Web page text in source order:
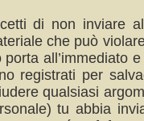
di non inviare
che può
porta all’immediato
registrati per
qualsiasi
tu abbia